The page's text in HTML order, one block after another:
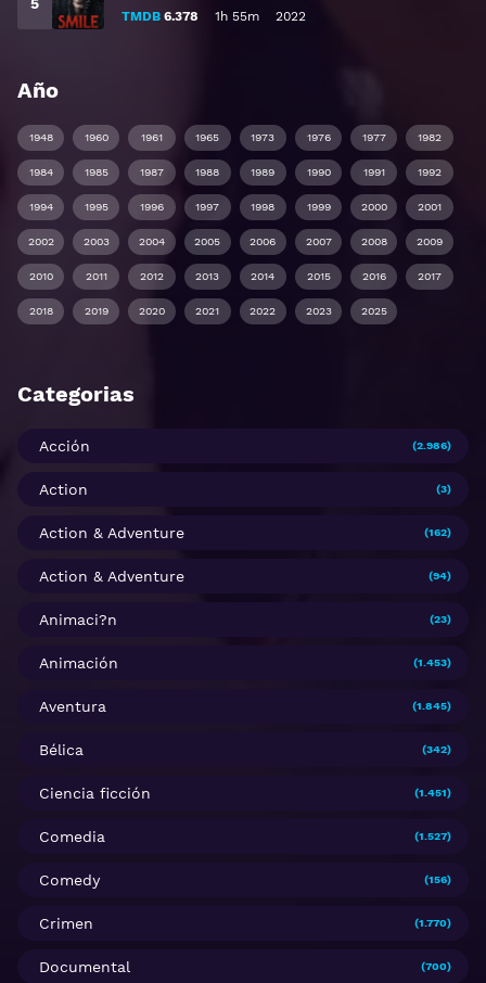
TMDB 6.378 1h 55m 2022
Año
1948 1960 1961 1965 1973 1976 1977 1982
1984 1985 1987 1988 1989 1990 1991 1992
1994 1995 1996 1997 1998 1999 2000 2001
2002 2003 2004 2005 2006 2007 2008 2009
2010 2011 2012 2013 2014 2015 2016 2017
2018 2019 2020 2021 2022 2023 2025
Categorias
Acción (2.986)
Action (3)
Action & Adventure (162)
Action & Adventure (94)
Animaci?n (23)
Animación (1.453)
Aventura (1.845)
Bélica (342)
Ciencia ficción (1.451)
Comedia (1.527)
Comedy (156)
Crimen (1.770)
Documental (700)